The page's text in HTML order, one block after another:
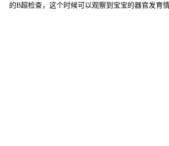
的B超检查，这个时候可以观察到宝宝的器官发育